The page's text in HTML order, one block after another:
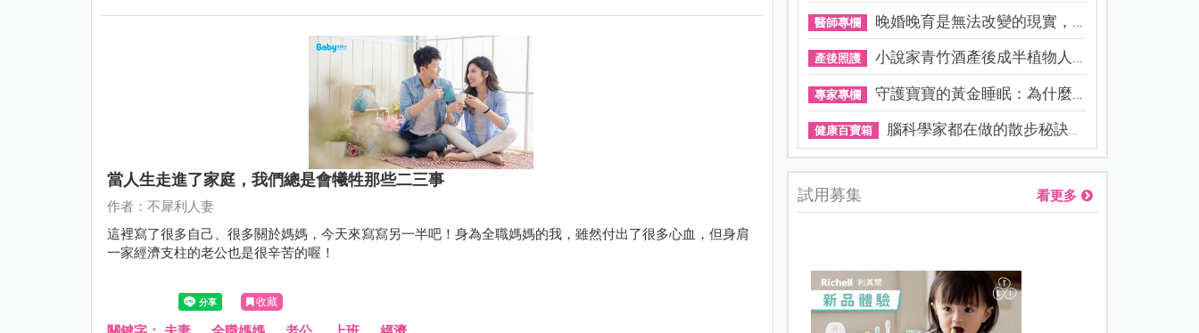
當人生走進了家庭，我們總是會犧牲那些二三事
作者：不犀利人妻
這裡寫了很多自己、很多關於媽媽，今天來寫寫另一半吧！身為全職媽媽的我，雖然付出了很多心血，但身肩
一家經濟支柱的老公也是很辛苦的喔！
收藏
醫師專欄 晚婚晚育是無法改變的現實，...
產後照護 小說家青竹酒產後成半植物人...
專家專欄 守護寶寶的黃金睡眠：為什麼...
健康百寶箱 腦科學家都在做的散步秘訣！...
試用募集 看更多